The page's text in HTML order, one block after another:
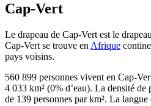
Cap-Vert
Le drapeau de Cap-Vert est le
Cap-Vert se trouve en Afrique
pays voisins.
560 899 personnes vivent en Cap-
4 033 km² (0% d’eau). La densité
de 139 personnes par km². La